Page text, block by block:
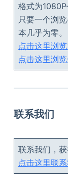
格式为
只要一个浏
本几乎为零。
点击这里浏
点击这里浏
联系我们
联系我们，
点击这里联